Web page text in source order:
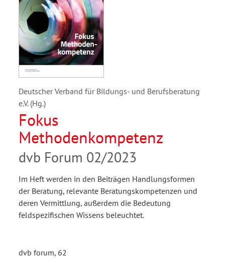
Deutscher Verband für Bildungs- und Berufsberatung
e.V. (Hg.)
Fokus
Methodenkompetenz
dvb Forum 02/2023
Im Heft werden in den Beiträgen Handlungsformen
der Beratung, relevante Beratungskompetenzen und
deren Vermittlung, außerdem die Bedeutung
feldspezifischen Wissens beleuchtet.
dvb forum, 62